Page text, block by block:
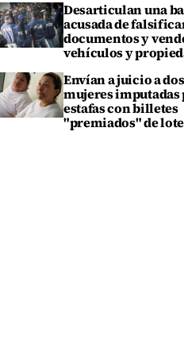
Desarticulan una
acusada de
documentos y
vehículos y
Envían a juicio a dos
mujeres imputadas
estafas con billetes
"premiados" de